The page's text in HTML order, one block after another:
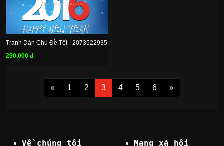
Tranh Dán Chủ Đề Tết - 2073522935
290,000 đ
« 1 2 3 4 5 6 »
Về chúng tôi Mạng xã hội